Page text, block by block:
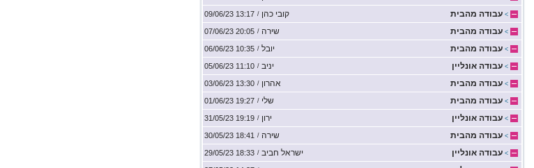
> עבודה מהבית קובי כהן /
13:17 09/06/23
> עבודה מהבית שירה /
20:05 07/06/23
> עבודה מהבית יובל /
10:35 06/06/23
> עבודה אונליין יניב /
11:10 05/06/23
> עבודה מהבית אהרון /
13:30 03/06/23
> עבודה מהבית שלי /
19:27 01/06/23
> עבודה אונליין ירון /
19:19 31/05/23
> עבודה מהבית שירה /
18:41 30/05/23
> עבודה אונליין ישראל חביב /
18:33 29/05/23